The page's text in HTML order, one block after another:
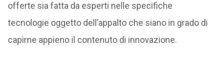
offerte sia fatta da esperti nelle specifiche
tecnologie oggetto dell’appalto che siano in grado di
capirne appieno il contenuto di innovazione.